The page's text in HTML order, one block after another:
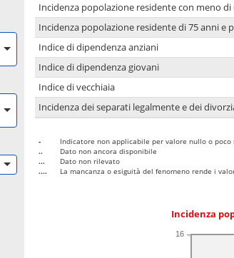
Incidenza popolazione residente con meno di
Incidenza popolazione residente di 75 anni e
Indice di dipendenza anziani
Indice di dipendenza giovani
Indice di vecchiaia
Incidenza dei separati legalmente e dei
-
Indicatore non applicabile per valore nullo o
..
Dato non ancora disponibile
...
Dato non rilevato
....
La mancanza o esiguità del fenomeno rende i
Incidenza
16